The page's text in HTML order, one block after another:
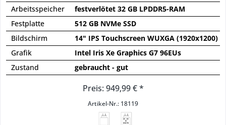
Arbeitsspeicher
festverlötet 32 GB LPDDR5-RAM
Festplatte
512 GB NVMe SSD
Bildschirm
14" IPS Touchscreen WUXGA (1920x1200)
Grafik
Intel Iris Xe Graphics G7 96EUs
Zustand
gebraucht - gut
Preis: 949,99 € *
Artikel-Nr.: 18119
45 - 65
W
USB PD